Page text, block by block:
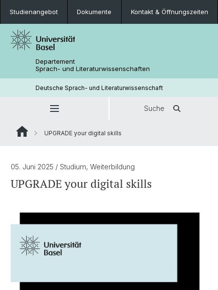
Studienangebot Dokumente Kontakt & Öffnungszeiten
Departement
Sprach- und Literaturwissenschaften
Deutsche Sprach- und Literaturwissenschaft
Suche
UPGRADE your digital skills
05. Juni 2025 / Studium, Weiterbildung
UPGRADE your digital skills